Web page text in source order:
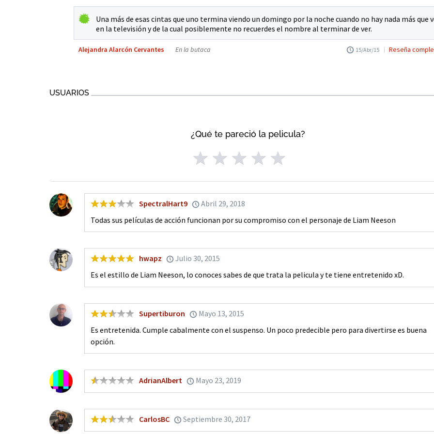
Una más de esas cintas que uno termina viendo un domingo por la noche cuando no hay nada más que
en la televisión y de la cual posiblemente no recuerdes el nombre al terminar de ver.
Alejandra Alarcón Cervantes En la butaca 15/Abr/15 Reseña
USUARIOS
¿Qué te pareció la pelicula?
SpectralHart9
Abril 29, 2018
Todas sus películas de acción funcionan por su compromiso con el personaje de Liam Neeson
hwapz
Julio 30, 2015
Es el estillo de Liam Neeson, lo conoces sabes de que trata la pelicula y te tiene entretenido xD.
Supertiburon
Mayo 13, 2015
Es entretenida. Cumple cabalmente con el suspenso. Un poco predecible pero para divertirse es buena
opción.
AdrianAlbert Mayo 23, 2019
CarlosBC Septiembre 30, 2017